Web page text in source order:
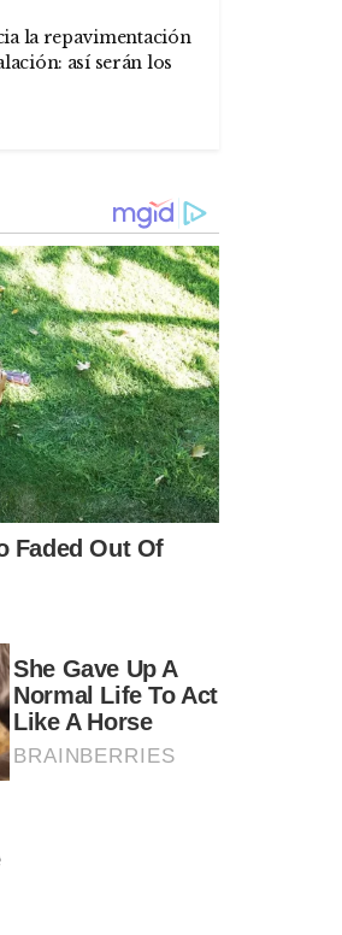
la repavimentación
así serán los